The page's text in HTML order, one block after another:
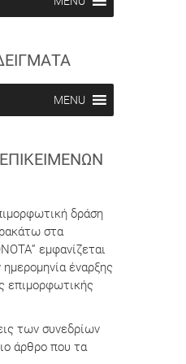
MENU
δράση
στα
εμφανίζεται
έναρξης
επιμορφωτικής
των συνεδρίων
άρθρο που τα